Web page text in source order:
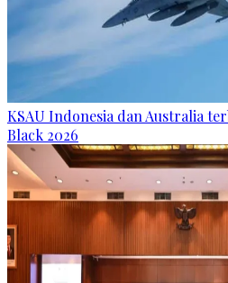
KSAU Indonesia dan Australia
Black 2026